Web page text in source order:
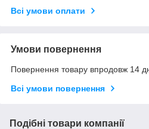
Всі умови оплати
Умови повернення
Повернення товару впродовж 14
Всі умови повернення
Подібні товари компанії